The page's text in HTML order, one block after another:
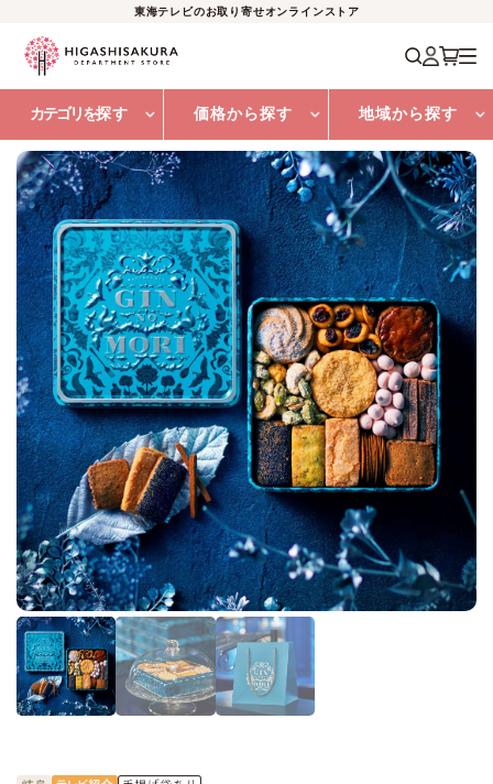
東海テレビのお取り寄せオンラインストア
カテゴリを探す 価格から探す 地域から探す